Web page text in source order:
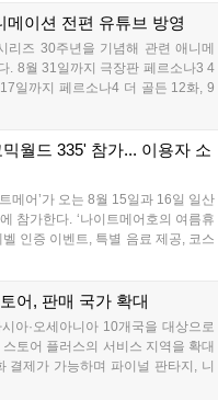
게 감사의 뜻을 전하며 헌혈 문화
이션 전편 유튜브 방영
리즈 30주년을 기념해 관련 애니메
. 8월 31일까지 극장판 페르소나3 4
일까지 페르소나4 더 골든 12화, 9
5 시리즈가 순차 공개됩니다. 또한
니다....
월드 335' 참가... 이용자 소
메어’가 오는 8월 15일과 16일 일산
참가한다. ‘나이트메어호의 여름휴
인증 이벤트, 특별 음료 제공, 코스
진행된다. 유명 코스어 7인이 캐릭
가능하다....
어, 판매 국가 확대
아·오세아니아 10개국을 대상으로
토어 플러스의 서비스 지역을 확대
결제가 가능하며 파이널 판타지, 니
매할 수 있습니다. 신상품이 순차적